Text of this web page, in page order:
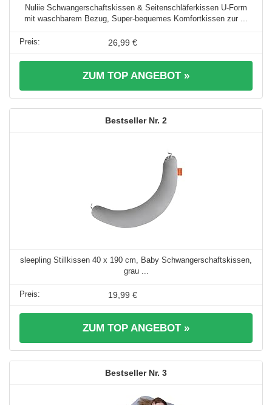
Nuliie Schwangerschaftskissen & Seitenschläferkissen U-Form
mit waschbarem Bezug, Super-bequemes Komfortkissen zur ...
26,99 €
ZUM TOP ANGEBOT »
2
sleepling Stillkissen 40 x 190 cm, Baby Schwangerschaftskissen,
grau ...
19,99 €
ZUM TOP ANGEBOT »
3